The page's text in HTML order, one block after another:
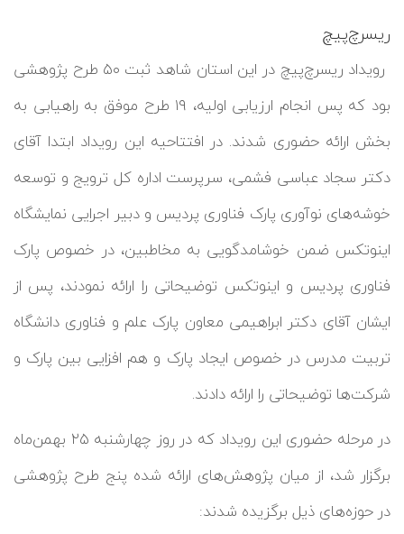
ریسرچ‌پیچ
رویداد ریسرچ‌پیچ در این استان شاهد ثبت ۵۰ طرح پژوهشی
بود که پس انجام ارزیابی اولیه، ۱۹ طرح موفق به راهیابی به
بخش ارائه حضوری شدند. در افتتاحیه این رویداد ابتدا آقای
دکتر سجاد عباسی فشمی، سرپرست اداره کل ترویج و توسعه
خوشه‌های نوآوری پارک فناوری پردیس و دبیر اجرایی نمایشگاه
اینوتکس ضمن خوشامدگویی به مخاطبین، در خصوص پارک
فناوری پردیس و اینوتکس توضیحاتی را ارائه نمودند، پس از
ایشان آقای دکتر ابراهیمی معاون پارک علم و فناوری دانشگاه
تربیت مدرس در خصوص ایجاد پارک‌ و هم افزایی بین پارک و
شرکت‌ها توضیحاتی را ارائه دادند.
در مرحله حضوری این رویداد که در روز چهارشنبه ۲۵ بهمن‌ماه
برگزار شد، از میان پژوهش‌های ارائه شده پنج طرح پژوهشی
در حوزه‌های ذیل برگزیده شدند: